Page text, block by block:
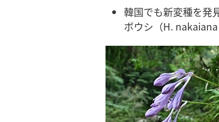
韓国でも新変種を発
ボウシ（H.